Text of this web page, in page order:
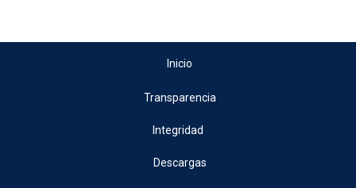
Inicio
Transparencia
Integridad
Descargas